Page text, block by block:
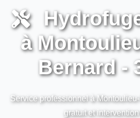
à
Bernard -
Service professionnel à
gratuit et